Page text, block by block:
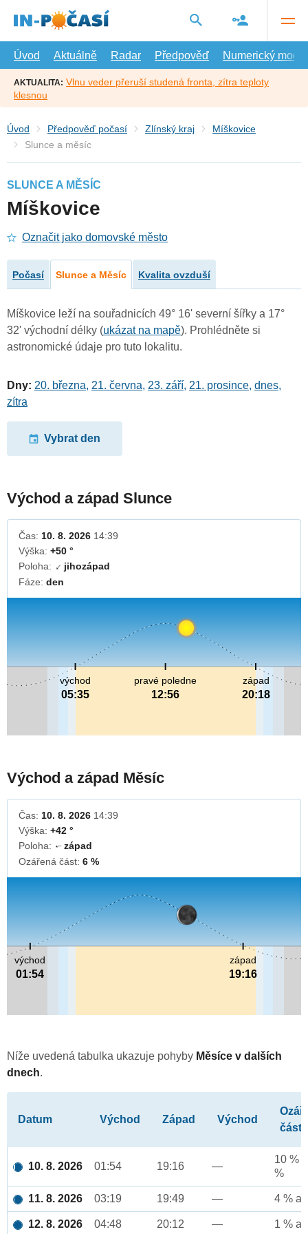
hlavní
Úvod
Aktuálně Radar Předpověď Numerický model
AKTUALITA: Vlnu veder přeruší studená fronta, zítra teploty
klesnou
Úvod Předpověď počasí Zlínský kraj
Míškovice
Slunce a měsíc
SLUNCE A MĚSÍC
Míškovice
Označit jako domovské město
Počasí Slunce a Měsíc Kvalita ovzduší
Míškovice leží na souřadnicích 49° 16' severní šířky a 17°
32' východní délky (ukázat na mapě). Prohlédněte si
astronomické údaje pro tuto lokalitu.
Dny: 20. března, 21. června, 23. září, 21. prosince, dnes,
zítra
Vybrat den
Východ a západ Slunce
Čas: 10. 8. 2026 14:39
Výška: +50 °
Poloha: ↓ jihozápad
Fáze: den
pravé poledne
12:56
východ
05:35
západ
20:18
Východ a západ Měsíc
Čas: 10. 8. 2026 14:39
Výška: +42 °
Poloha:
↓západ
Ozářená část: 6 %
východ
01:54
západ
19:16
Níže uvedená tabulka ukazuje pohyby Měsíce v dalších
dnech.
Datum Východ Západ Východ
část
10. 8. 2026 01:54 19:16 —
10 %
%
11. 8. 2026 03:19 19:49 — 4 %
12. 8. 2026 04:48 20:12 — 1 %